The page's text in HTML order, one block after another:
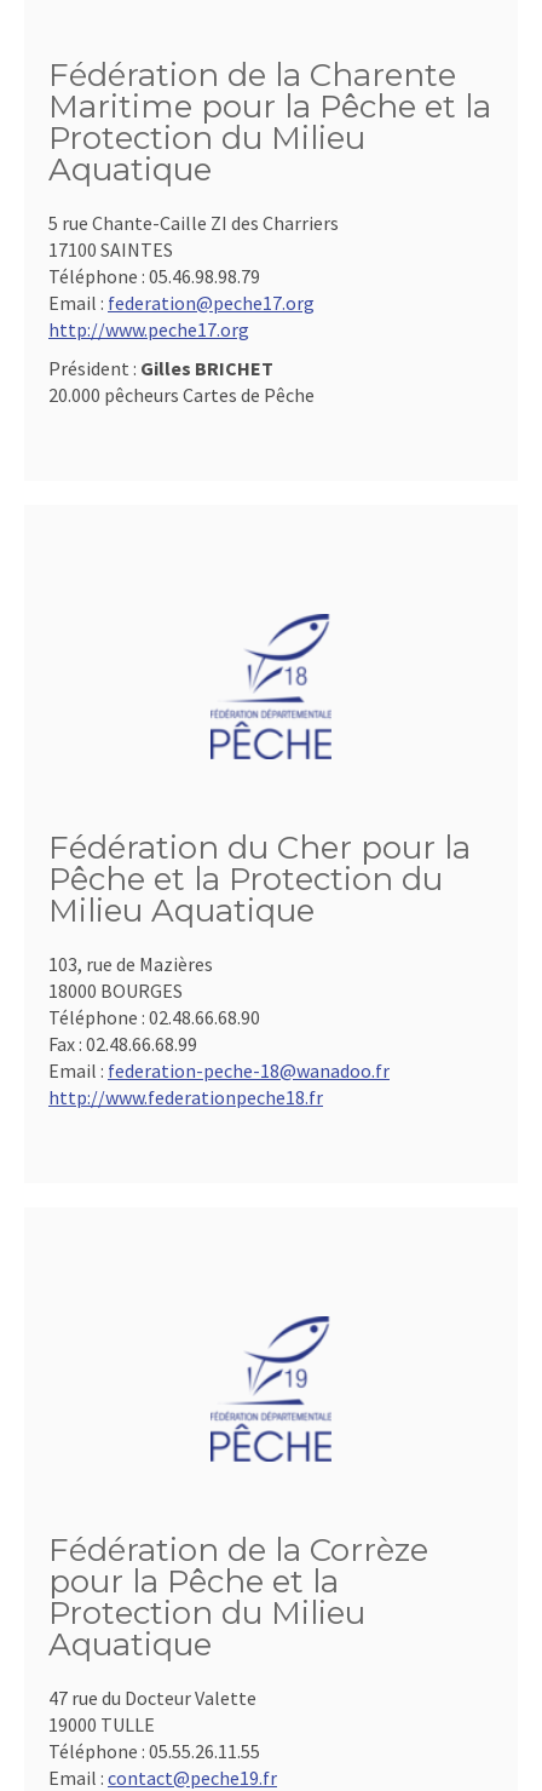
Fédération de la Charente
Maritime pour la Pêche et la
Protection du Milieu
Aquatique
5 rue Chante-Caille ZI des Charriers
17100 SAINTES
Téléphone : 05.46.98.98.79
Email : federation@peche17.org
http://www.peche17.org
Président : Gilles BRICHET
20.000 pêcheurs Cartes de Pêche
Fédération du Cher pour la
Pêche et la Protection du
Milieu Aquatique
103, rue de Mazières
18000 BOURGES
Téléphone : 02.48.66.68.90
Fax : 02.48.66.68.99
Email : federation-peche-18@wanadoo.fr
http://www.federationpeche18.fr
Fédération de la Corrèze
pour la Pêche et la
Protection du Milieu
Aquatique
47 rue du Docteur Valette
19000 TULLE
Téléphone : 05.55.26.11.55
Email : contact@peche19.fr